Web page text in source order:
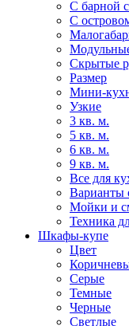
С барной
С
Скрытые
Размер
Мини-
Узкие
3 кв. м.
5 кв. м.
6 кв. м.
9 кв. м.
Все для
Варианты
Мойки и
Техника
Шкафы-купе
Цвет
Серые
Темные
Черные
Светлые